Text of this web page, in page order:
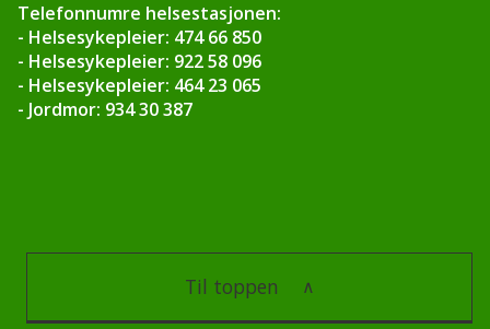
Telefonnumre helsestasjonen:
- Helsesykepleier: 474 66 850
- Helsesykepleier: 922 58 096
- Helsesykepleier: 464 23 065
- Jordmor: 934 30 387
Til toppen